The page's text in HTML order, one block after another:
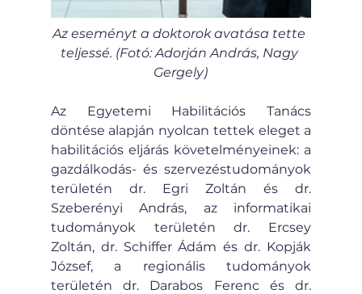
Az eseményt a doktorok avatása tette
teljessé. (Fotó: Adorján András, Nagy
Gergely)
Az Egyetemi Habilitációs Tanács
döntése alapján nyolcan tettek eleget a
habilitációs eljárás követelményeinek: a
gazdálkodás- és szervezéstudományok
területén dr. Egri Zoltán és dr.
Szeberényi András, az informatikai
tudományok területén dr. Ercsey
Zoltán, dr. Schiffer Ádám és dr. Kopják
József, a regionális tudományok
területén dr. Darabos Ferenc és dr.